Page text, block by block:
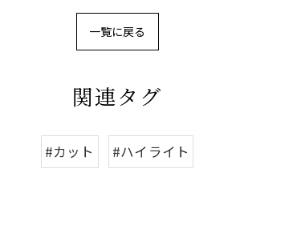
一覧に戻る
関連タグ
#カット #ハイライト